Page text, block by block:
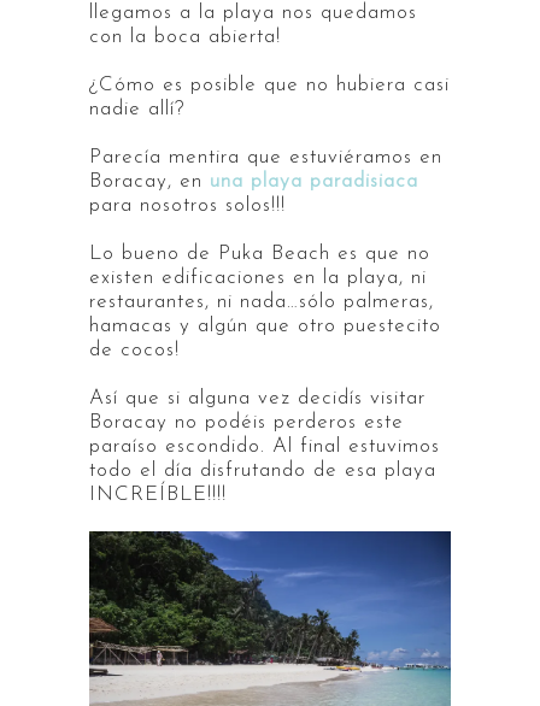
llegamos a la playa nos quedamos
con la boca abierta!
¿Cómo es posible que no hubiera casi
nadie allí?
Parecía mentira que estuviéramos en
Boracay, en una playa paradisiaca
para nosotros solos!!!
Lo bueno de Puka Beach es que no
existen edificaciones en la playa, ni
restaurantes, ni nada…sólo palmeras,
hamacas y algún que otro puestecito
de cocos!
Así que si alguna vez decidís visitar
Boracay no podéis perderos este
paraíso escondido. Al final estuvimos
todo el día disfrutando de esa playa
INCREÍBLE!!!!